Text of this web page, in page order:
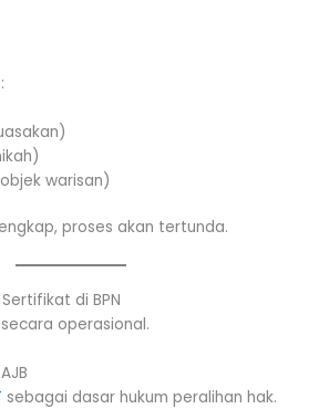
warisan)
proses akan tertunda.
di BPN
operasional.
sebagai dasar hukum peralihan hak.